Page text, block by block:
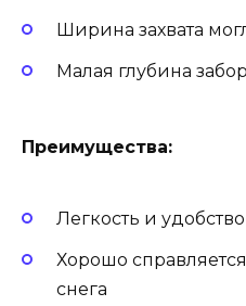
Ширина захвата
Малая глубина
Преимущества:
Легкость и
Хорошо
снега